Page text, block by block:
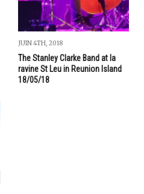
JUIN 4TH, 2018
The Stanley Clarke Band at la
ravine St Leu in Reunion Island
18/05/18